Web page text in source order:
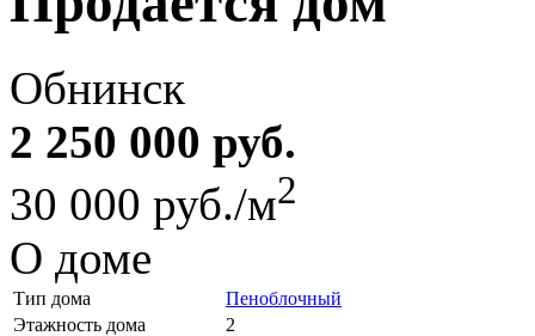
Обнинск
2 250 000 руб.
30 000 руб./м2
О доме
Тип дома
Пеноблочный
Этажность дома
2